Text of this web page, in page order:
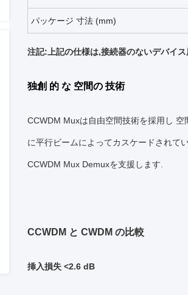
パッケージ 寸法 (mm)
注記:上記の仕様は,接続器のないデバイス
独創 的 な 空間の 技術
CCWDM Muxは自由空間技術を採用し
に平行ビームによってカスケードされて
CCWDM Mux Demuxを支援します.
CCWDM と CWDM の比較
挿入損失 <2.6 dB